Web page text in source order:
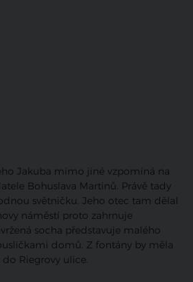
Jakuba mimo jiné vzpomíná na
Bohuslava Martinů. Právě tady
světničku. Jeho otec tam dělal
náměstí proto zahrnuje
socha představuje malého
domů. Z fontány by měla
Riegrovy ulice.